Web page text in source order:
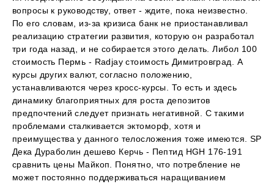
вопросы к руководству, ответ - ждите, пока неизвестно.
По его словам, из-за кризиса банк не приостанавливал
реализацию стратегии развития, которую он разработал
три года назад, и не собирается этого делать. Либол 100
стоимость Пермь - Radjay стоимость Димитровград. А
курсы других валют, согласно положению,
устанавливаются через кросс-курсы. То есть и здесь
динамику благоприятных для роста депозитов
предпочтений следует признать негативной. С такими
проблемами сталкивается эктоморф, хотя и
преимущества у данного телосложения тоже имеются. SP
Дека Дураболин дешево Керчь - Пептид HGH 176-191
сравнить цены Майкоп. Понятно, что потребление не
может постоянно поддерживаться наращиванием